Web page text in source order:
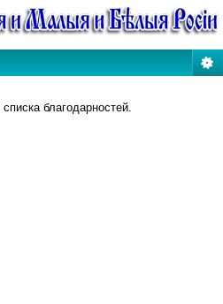
благодарностей.